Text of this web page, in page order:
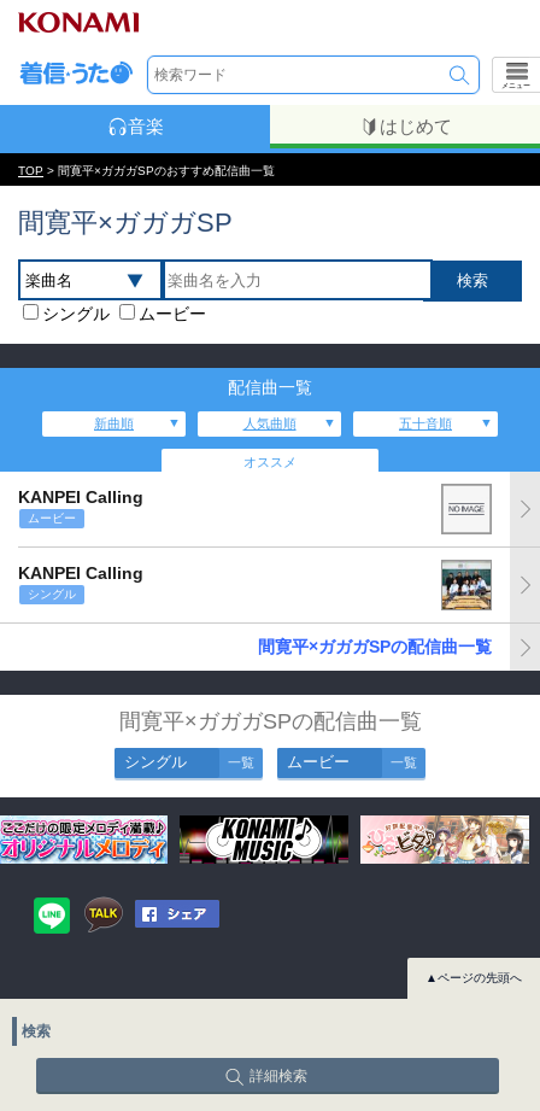
メニュー
音楽 はじめて
TOP > 間寛平×ガガガSPのおすすめ配信曲一覧
間寛平×ガガガSP
シングル ムービー
配信曲一覧
新曲順 人気曲順 五十音順
オススメ
KANPEI Calling
ムービー
KANPEI Calling
シングル
間寛平×ガガガSPの配信曲一覧
間寛平×ガガガSPの配信曲一覧
シングル 一覧 ムービー 一覧
▲ページの先頭へ
検索
詳細検索